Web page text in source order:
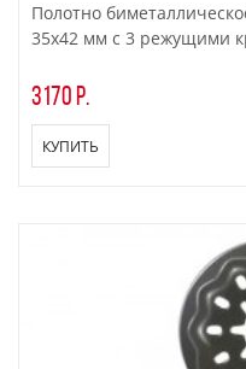
Полотно
35х42 мм с 3 режущими
3170 р.
КУПИТЬ